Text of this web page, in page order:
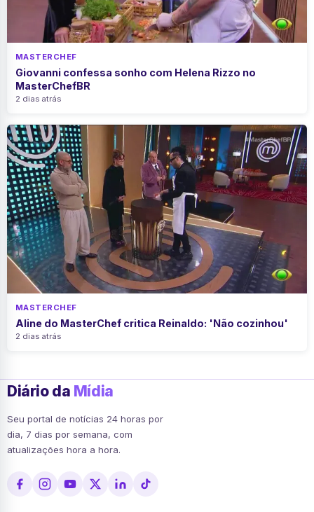
MASTERCHEF
Giovanni confessa sonho com Helena Rizzo no
MasterChefBR
2 dias atrás
MASTERCHEF
Aline do MasterChef critica Reinaldo: 'Não cozinhou'
2 dias atrás
Diário da Mídia
Seu portal de notícias 24 horas por
dia, 7 dias por semana, com
atualizações hora a hora.